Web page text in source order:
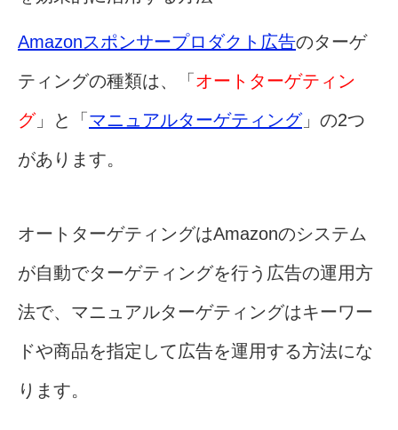
Amazonスポンサープロダクト広告のターゲ
ティングの種類は、「 オートターゲティン
グ」と「 マニュアルターゲティング」の2つ
があります。
オートターゲティングはAmazonのシステム
が自動でターゲティングを行う広告の運用方
法で、マニュアルターゲティングはキーワー
ドや商品を指定して広告を運用する方法にな
ります。